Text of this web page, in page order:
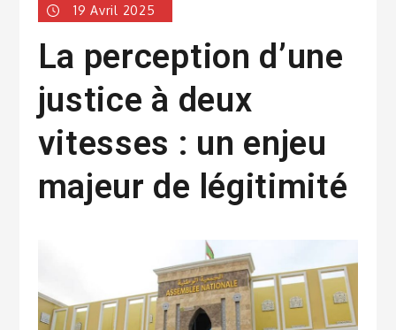
19 Avril 2025
La perception d’une
justice à deux
vitesses : un enjeu
majeur de légitimité